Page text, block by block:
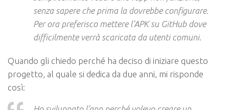
senza sapere che prima la dovrebbe configurare.
Per ora preferisco mettere l’APK su GitHub dove
difficilmente verrà scaricata da utenti comuni.
Quando gli chiedo perché ha deciso di iniziare questo
progetto, al quale si dedica da due anni, mi risponde
così: